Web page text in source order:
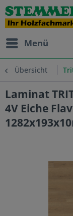
Menü
Übersicht
Laminat
4V Eiche